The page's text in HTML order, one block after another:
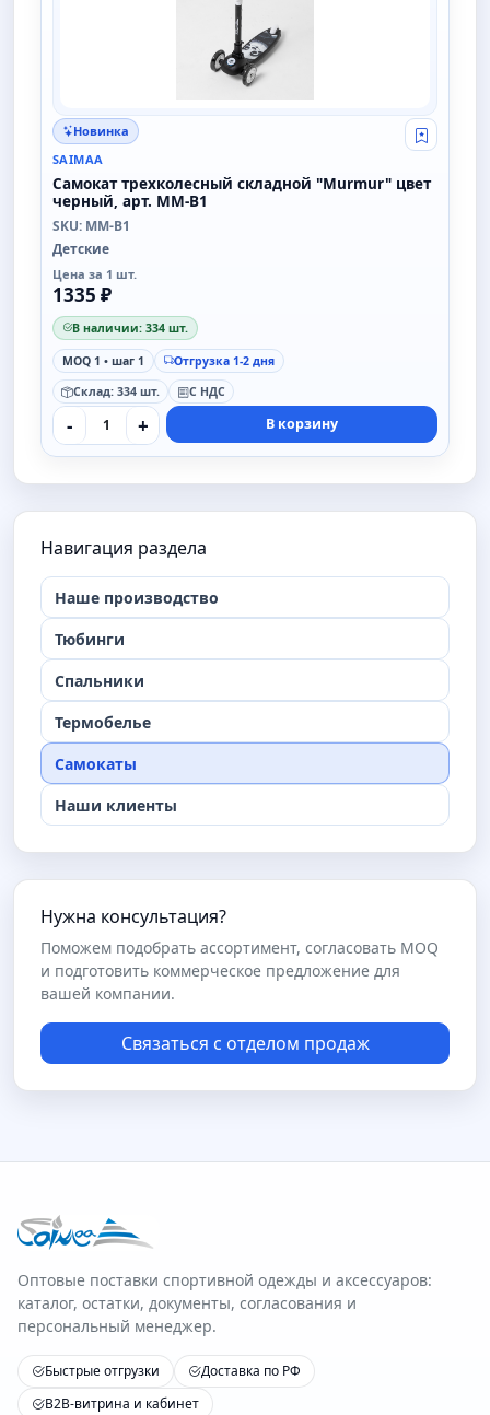
Новинка
Свой
SAIMAA
Самокат трехколесный складной "Murmur" цвет
черный, арт. MM-B1
SKU: MM-B1
Детские
Цена за 1 шт.
1335 ₽
В наличии: 334 шт.
MOQ 1 • шаг 1
Отгрузка 1-2 дня
Склад: 334 шт.
С НДС
- + В корзину
Навигация раздела
Наше производство
Тюбинги
Спальники
Термобелье
Самокаты
Наши клиенты
Нужна консультация?
Поможем подобрать ассортимент, согласовать MOQ
и подготовить коммерческое предложение для
вашей компании.
Связаться с отделом продаж
Оптовые поставки спортивной одежды и аксессуаров:
каталог, остатки, документы, согласования и
персональный менеджер.
Быстрые отгрузки
Доставка по РФ
B2B-витрина и кабинет